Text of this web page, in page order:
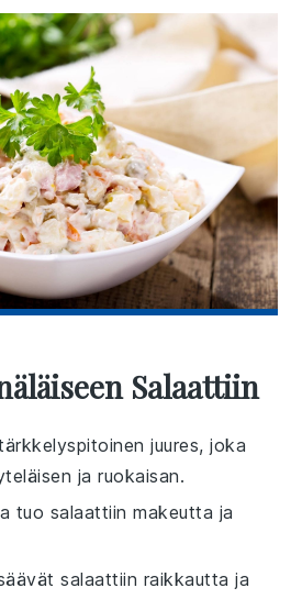
Salaattiin
juures, joka
ja ruokaisan.
tuo salaattiin makeutta ja
salaattiin raikkautta ja